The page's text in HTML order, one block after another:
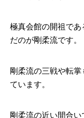
極真会館の開祖で
だのが剛柔流です。
剛柔流の三戦や転
ています。
剛柔流の近い間合